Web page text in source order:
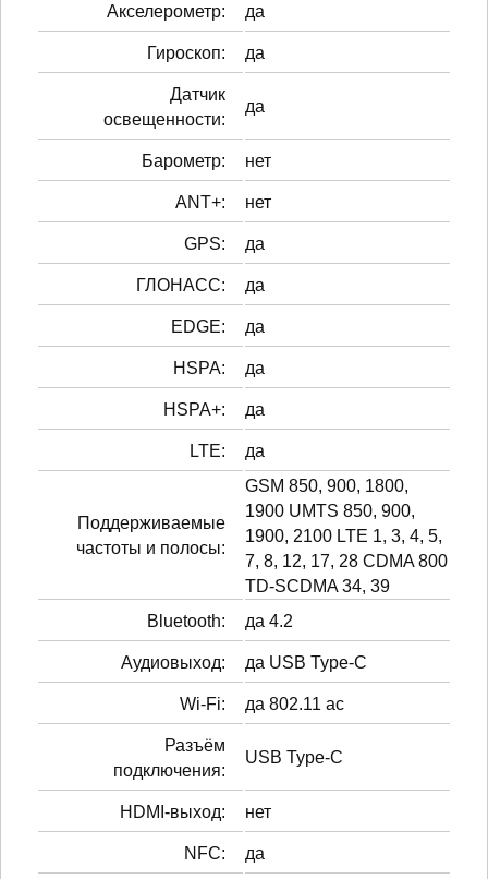
Акселерометр: да
Гироскоп: да
Датчик
освещенности:
да
Барометр: нет
ANT+: нет
GPS: да
ГЛОНАСС: да
EDGE: да
HSPA: да
HSPA+: да
LTE: да
Поддерживаемые
частоты и полосы:
GSM 850, 900, 1800,
1900 UMTS 850, 900,
1900, 2100 LTE 1, 3, 4, 5,
7, 8, 12, 17, 28 CDMA 800
TD-SCDMA 34, 39
Bluetooth:
да 4.2
Аудиовыход: да USB Type-C
Wi-Fi: да 802.11 ac
Разъём
подключения:
USB Type-C
HDMI-выход: нет
NFC: да